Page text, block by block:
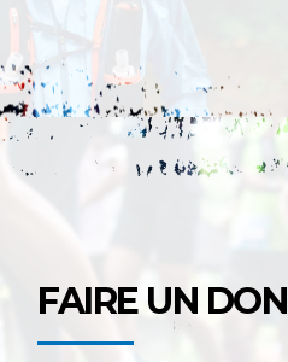
FAIRE UN DON